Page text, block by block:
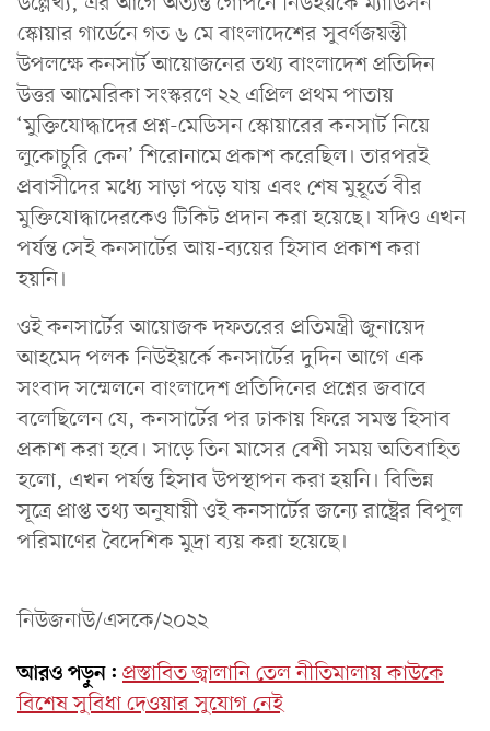
স্কোয়ার গার্ডেনে গত ৬ মে বাংলাদেশের সুবর্ণজয়ন্তী
উপলক্ষে কনসার্ট আয়োজনের তথ্য বাংলাদেশ প্রতিদিন
উত্তর আমেরিকা সংস্করণে ২২ এপ্রিল প্রথম পাতায়
‘মুক্তিযোদ্ধাদের প্রশ্ন-মেডিসন স্কোয়ারের কনসার্ট নিয়ে
লুকোচুরি কেন’ শিরোনামে প্রকাশ করেছিল। তারপরই
প্রবাসীদের মধ্যে সাড়া পড়ে যায় এবং শেষ মুহূর্তে বীর
মুক্তিযোদ্ধাদেরকেও টিকিট প্রদান করা হয়েছে। যদিও এখন
পর্যন্ত সেই কনসার্টের আয়-ব্যয়ের হিসাব প্রকাশ করা
হয়নি।
ওই কনসার্টের আয়োজক দফতরের প্রতিমন্ত্রী জুনায়েদ
আহমেদ পলক নিউইয়র্কে কনসার্টের দুদিন আগে এক
সংবাদ সম্মেলনে বাংলাদেশ প্রতিদিনের প্রশ্নের জবাবে
বলেছিলেন যে, কনসার্টের পর ঢাকায় ফিরে সমস্ত হিসাব
প্রকাশ করা হবে। সাড়ে তিন মাসের বেশী সময় অতিবাহিত
হলো, এখন পর্যন্ত হিসাব উপস্থাপন করা হয়নি। বিভিন্ন
সূত্রে প্রাপ্ত তথ্য অনুযায়ী ওই কনসার্টের জন্যে রাষ্ট্রের বিপুল
পরিমাণের বৈদেশিক মুদ্রা ব্যয় করা হয়েছে।
নিউজনাউ/এসকে/২০২২
আরও পড়ুন: প্রস্তাবিত জ্বালানি তেল নীতিমালায় কাউকে
বিশেষ সুবিধা দেওয়ার সুযোগ নেই